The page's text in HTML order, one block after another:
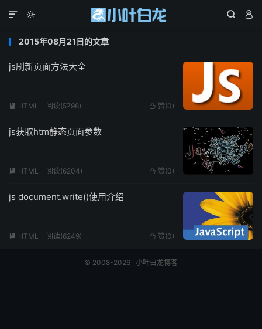
  

2015年08月21日的文章
js刷新页面方法大全
 赞(0)
 HTML 阅读(5798)
js获取htm静态页面参数
 赞(0)
 HTML 阅读(6204)
js document.write()使用介绍
 赞(0)
 HTML 阅读(6249)
© 2008-2026 小叶白龙博客